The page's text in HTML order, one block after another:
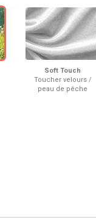
Soft Touch
Toucher velours /
peau de pêche